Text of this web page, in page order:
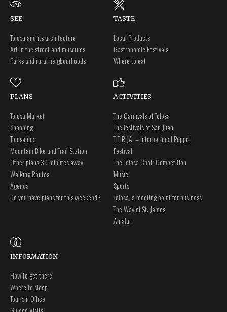
SEE
Tolosa and its architecture
Art in the street and museums
Parks and rural neigbourhoods
TASTE
Local Products
Gastronomic Festivals
Where to eat
PLANS
Tolosa Market
Shopping
Tolosaldea
Mountain Bike and Trail Station
Other plans 30 minutes away
Walking Routes
Agenda
Do you have plans for this weekend?
ACTIVITIES
The Carnivals of Tolosa
The festivals of San Juan
TITIRIJAI – International Puppet
Festival
The Tolosa Choir Competition
Music
Sports
Tolosa, a meeting point for business
The Way of St. James
Amalur
INFORMATION
How to get there
Where to sleep
Tourism Office